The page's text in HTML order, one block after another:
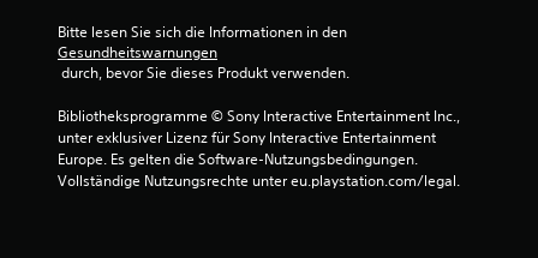
Bitte lesen Sie sich die Informationen in den
Gesundheitswarnungen
durch, bevor Sie dieses Produkt verwenden.
Bibliotheksprogramme © Sony Interactive Entertainment Inc.,
unter exklusiver Lizenz für Sony Interactive Entertainment
Europe. Es gelten die Software-Nutzungsbedingungen.
Vollständige Nutzungsrechte unter eu.playstation.com/legal.